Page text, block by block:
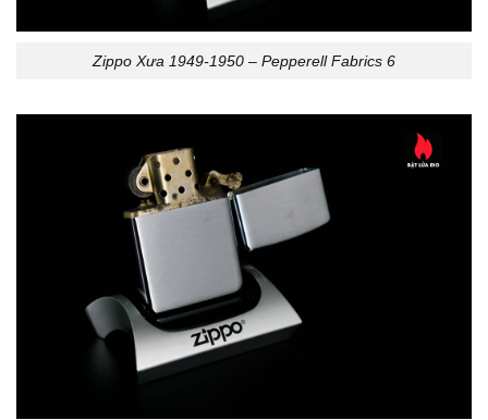
Zippo Xưa 1949-1950 – Pepperell Fabrics 6